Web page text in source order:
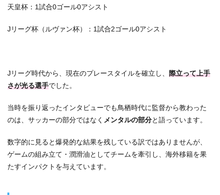
天皇杯：1試合0ゴール0アシスト
Jリーグ杯（ルヴァン杯）：1試合2ゴール0アシスト
Jリーグ時代から、現在のプレースタイルを確立し、
際立って上手
さが光る選手でした。
当時を振り返ったインタビューでも鳥栖時代に監督から教わった
のは、サッカーの部分ではなく メンタルの部分と語っています。
数字的に見ると爆発的な結果を残している訳ではありませんが、
ゲームの組み立て・潤滑油としてチームを牽引し、海外移籍を果
たすインパクトを与えています。